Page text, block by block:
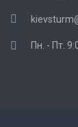
Пн. - Пт.